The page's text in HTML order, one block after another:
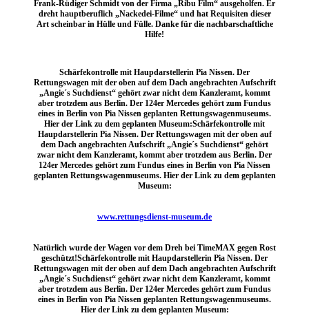
Frank-Rüdiger Schmidt von der Firma „Ribu Film“ ausgeholfen. Er
dreht hauptberuflich „Nackedei-Filme“ und hat Requisiten dieser
Art scheinbar in Hülle und Fülle. Danke für die nachbarschaftliche
Hilfe!
Schärfekontrolle mit Haupdarstellerin Pia Nissen. Der
Rettungswagen mit der oben auf dem Dach angebrachten Aufschrift
„Angie´s Suchdienst“ gehört zwar nicht dem Kanzleramt, kommt
aber trotzdem aus Berlin. Der 124er Mercedes gehört zum Fundus
eines in Berlin von Pia Nissen geplanten Rettungswagenmuseums.
Hier der Link zu dem geplanten Museum:Schärfekontrolle mit
Haupdarstellerin Pia Nissen. Der Rettungswagen mit der oben auf
dem Dach angebrachten Aufschrift „Angie´s Suchdienst“ gehört
zwar nicht dem Kanzleramt, kommt aber trotzdem aus Berlin. Der
124er Mercedes gehört zum Fundus eines in Berlin von Pia Nissen
geplanten Rettungswagenmuseums. Hier der Link zu dem geplanten
Museum:
www.rettungsdienst-museum.de
Natürlich wurde der Wagen vor dem Dreh bei TimeMAX gegen Rost
geschützt!Schärfekontrolle mit Haupdarstellerin Pia Nissen. Der
Rettungswagen mit der oben auf dem Dach angebrachten Aufschrift
„Angie´s Suchdienst“ gehört zwar nicht dem Kanzleramt, kommt
aber trotzdem aus Berlin. Der 124er Mercedes gehört zum Fundus
eines in Berlin von Pia Nissen geplanten Rettungswagenmuseums.
Hier der Link zu dem geplanten Museum: